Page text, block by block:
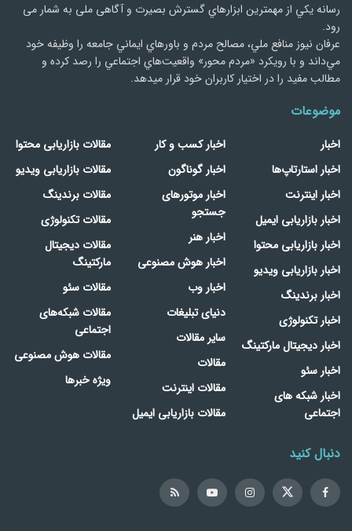
رسانه يكي از مهمترین ابزارهاي گسترش بصیرت و آگاهی ملی به شمار می
رود.
عرفان نیوز منافع ملي، مصالح مردم و باورهاي ايماني جامعه را وظيفه خود
مي‌داند و با رويكرد «مردم‌ محور» واقعيت‌هاي اجتماعي را رصد کرده و
مطالب مفید را در اختیار کاربران خود قرار میدهد.
موضوعات
اخبار
اخبار استارتاپ‌ها
اخبار اینترنت
اخبار بازاریابی ایمیل
اخبار بازاریابی محتوا
اخبار بازاریابی ویدیو
اخبار برندینگ
اخبار تکنولوژی
اخبار دیجیتال مارکتینگ
اخبار سئو
اخبار شبکه های
اجتماعی
اخبار کسب و کار
اخبار گوناگون
اخبار موتورهای
جستجو
اخبار هنر
اخبار هوش مصنوعی
اخبار وب
دنیای تبلیغات
سایر مقالات
مقالات
مقالات اینترنت
مقالات بازاریابی ایمیل
مقالات بازاریابی محتوا
مقالات بازاریابی ویدیو
مقالات برندینگ
مقالات تکنولوژی
مقالات دیجیتال
مارکتینگ
مقالات سئو
مقالات شبکه‌های
اجتماعی
مقالات هوش مصنوعی
ویژه خبرها
دنبال کنید